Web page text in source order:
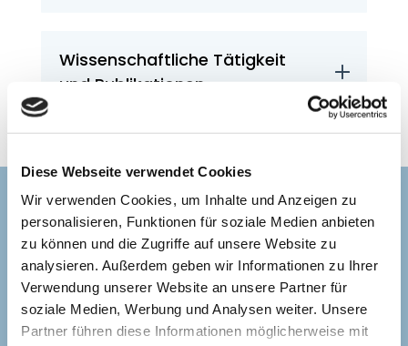
Diese Webseite verwendet Cookies
Wir verwenden Cookies, um Inhalte und Anzeigen zu
personalisieren, Funktionen für soziale Medien anbieten
zu können und die Zugriffe auf unsere Website zu
analysieren. Außerdem geben wir Informationen zu Ihrer
Verwendung unserer Website an unsere Partner für
soziale Medien, Werbung und Analysen weiter. Unsere
Partner führen diese Informationen möglicherweise mit
Wissenschaftliche Tätigkeit
und Publikationen
Suchen Sie erfahrene
Dermatologen in Biberach?
Vereinbaren Sie jetzt einen Beratungstermin
bei Ihrem Hautarzt im MVZ Hautzentrum am